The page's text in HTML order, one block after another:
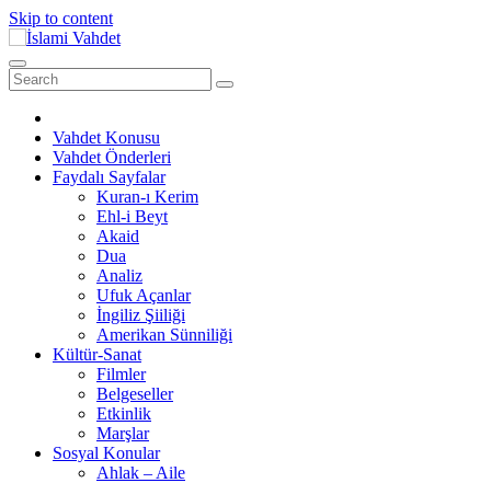
Skip to content
Vahdet Konusu
Vahdet Önderleri
Faydalı Sayfalar
Kuran-ı Kerim
Ehl-i Beyt
Akaid
Dua
Analiz
Ufuk Açanlar
İngiliz Şiiliği
Amerikan Sünniliği
Kültür-Sanat
Filmler
Belgeseller
Etkinlik
Marşlar
Sosyal Konular
Ahlak – Aile